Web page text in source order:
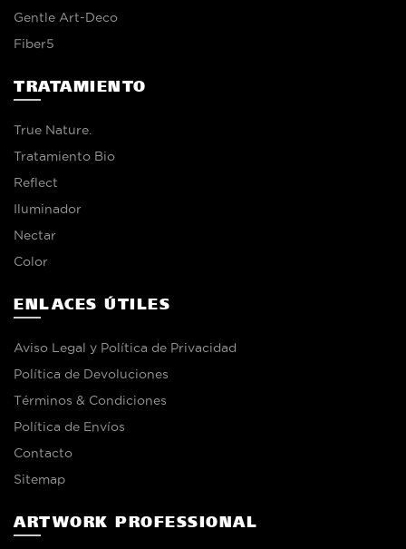
Gentle Art-Deco
Fiber5
TRATAMIENTO
True Nature.
Tratamiento Bio
Reflect
Iluminador
Nectar
Color
ENLACES ÚTILES
Aviso Legal y Política de Privacidad
Política de Devoluciones
Términos & Condiciones
Política de Envíos
Contacto
Sitemap
ARTWORK PROFESSIONAL